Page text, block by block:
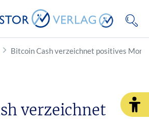
Bitcoin Cash verzeichnet positives
verzeichnet